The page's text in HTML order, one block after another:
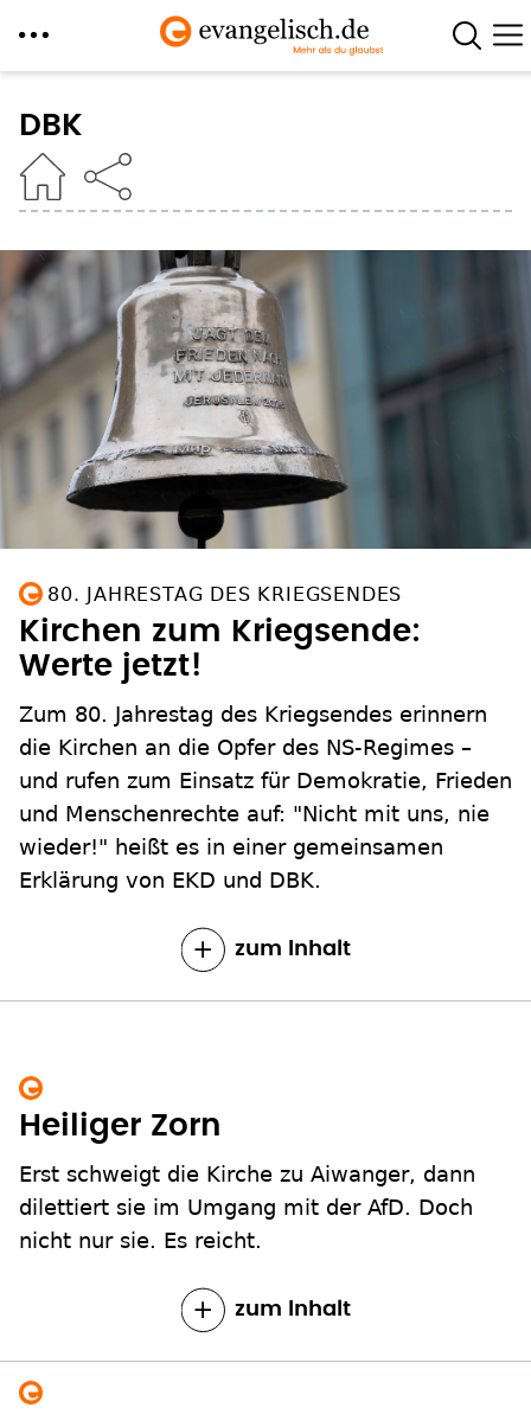
zum
Inhalt
DBK
80. JAHRESTAG DES KRIEGSENDES
Kirchen zum Kriegsende:
Werte jetzt!
Zum 80. Jahrestag des Kriegsendes erinnern
die Kirchen an die Opfer des NS-Regimes –
und rufen zum Einsatz für Demokratie, Frieden
und Menschenrechte auf: "Nicht mit uns, nie
wieder!" heißt es in einer gemeinsamen
Erklärung von EKD und DBK.
zum Inhalt
Heiliger Zorn
Erst schweigt die Kirche zu Aiwanger, dann
dilettiert sie im Umgang mit der AfD. Doch
nicht nur sie. Es reicht.
zum Inhalt